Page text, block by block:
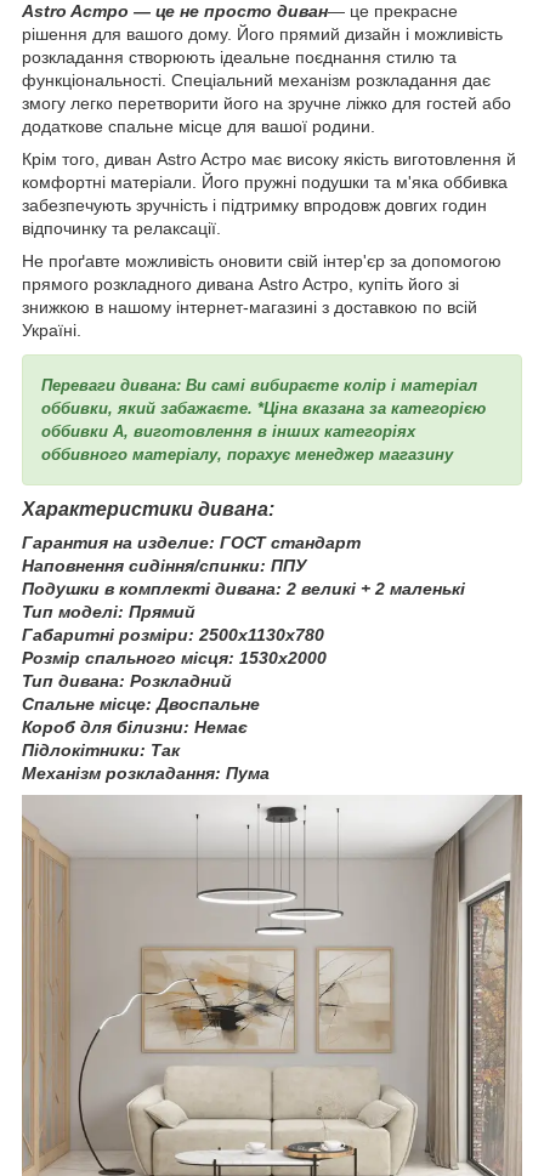
Astro Aстро — це не просто диван— це прекрасне
рішення для вашого дому. Його прямий дизайн і можливість
розкладання створюють ідеальне поєднання стилю та
функціональності. Спеціальний механізм розкладання дає
змогу легко перетворити його на зручне ліжко для гостей або
додаткове спальне місце для вашої родини.
Крім того, диван Astro Aстро має високу якість виготовлення й
комфортні матеріали. Його пружні подушки та м'яка оббивка
забезпечують зручність і підтримку впродовж довгих годин
відпочинку та релаксації.
Не проґавте можливість оновити свій інтер'єр за допомогою
прямого розкладного дивана Astro Aстро, купіть його зі
знижкою в нашому інтернет-магазині з доставкою по всій
Україні.
Переваги дивана: Ви самі вибираєте колір і матеріал
оббивки, який забажаєте. *Ціна вказана за категорією
оббивки А, виготовлення в інших категоріях
оббивного матеріалу, порахує менеджер магазину
Характеристики дивана:
Гарантия на изделие: ГОСТ стандарт
Наповнення сидіння/спинки: ППУ
Подушки в комплекті дивана: 2 великі + 2 маленькі
Тип моделі: Прямий
Габаритні розміри: 2500х1130х780
Розмір спального місця: 1530х2000
Тип дивана: Розкладний
Спальне місце: Двоспальне
Короб для білизни: Немає
Підлокітники: Так
Механізм розкладання: Пума